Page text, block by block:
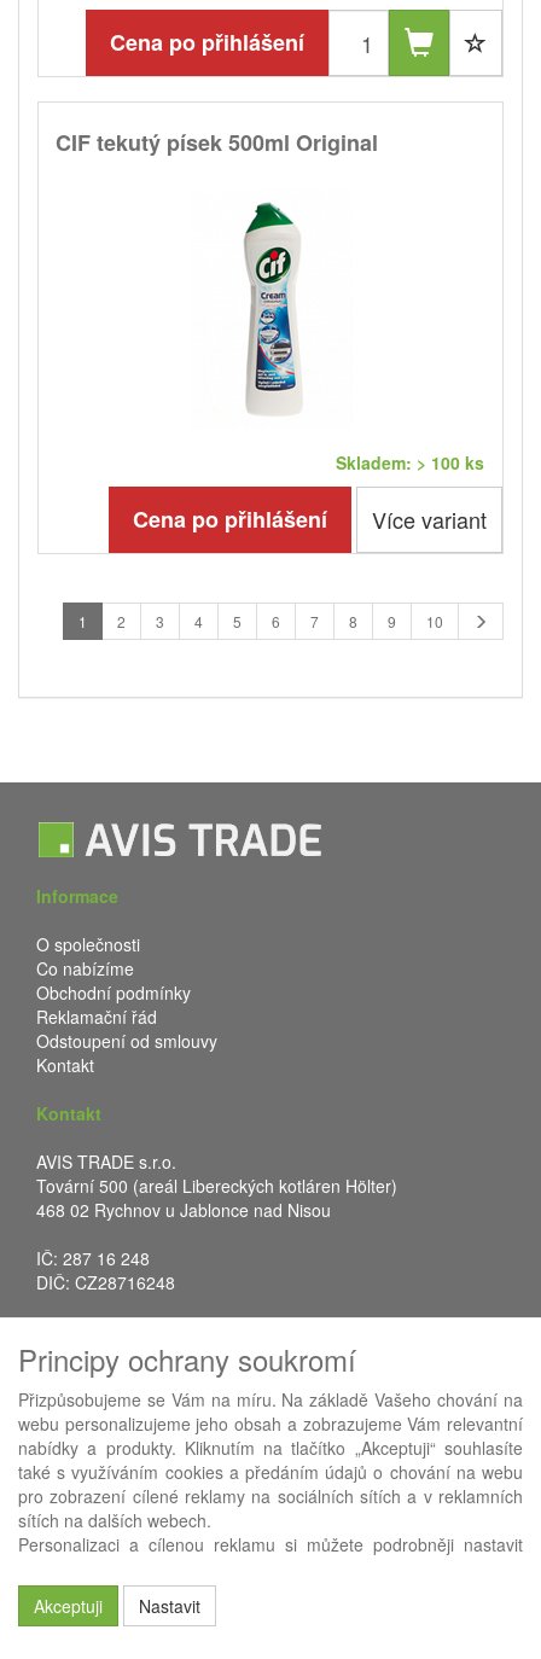
Cena po přihlášení
CIF tekutý písek 500ml Original
Skladem: > 100 ks
Cena po přihlášení Více variant
1 2 3 4 5 6 7 8 9 10
Informace
O společnosti
Co nabízíme
Obchodní podmínky
Reklamační řád
Odstoupení od smlouvy
Kontakt
Kontakt
AVIS TRADE s.r.o.
Tovární 500 (areál Libereckých kotláren Hölter)
468 02 Rychnov u Jablonce nad Nisou
IČ: 287 16 248
DIČ: CZ28716248
Fax: +420 483 034 590
E-mail:info@avistrade.cz
Web:www.avistrade.cz
Používáme ABRA eShop- nejlepší řešení e-commerce pro náš
Principy ochrany soukromí
Přizpůsobujeme se Vám na míru. Na základě Vašeho chování na
webu personalizujeme jeho obsah a zobrazujeme Vám relevantní
nabídky a produkty. Kliknutím na tlačítko „Akceptuji“ souhlasíte
také s využíváním cookies a předáním údajů o chování na webu
pro zobrazení cílené reklamy na sociálních sítích a v reklamních
sítích na dalších webech.
Personalizaci a cílenou reklamu si můžete podrobněji nastavit
Akceptuji
Nastavit